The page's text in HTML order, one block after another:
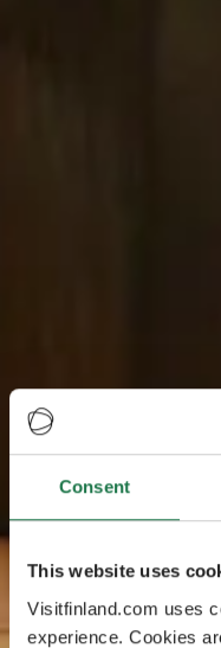
Consent
This website uses
Visitfinland.com uses
experience. Cookies